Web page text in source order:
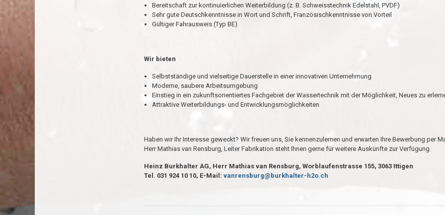
Bereitschaft zur kontinuierlichen Weiterbildung (z. B. Schweisstechnik Edelstahl, PVDF)
Sehr gute Deutschkenntnisse in Wort und Schrift, Französischkenntnisse von Vorteil
Gültiger Fahrausweis (Typ BE)
Wir bieten
Selbstständige und vielseitige Dauerstelle in einer innovativen Unternehmung
Moderne, saubere Arbeitsumgebung
Einstieg in ein zukunftsorientiertes Fachgebiet der Wassertechnik mit der Möglichkeit, Neues zu
Attraktive Weiterbildungs- und Entwicklungsmöglichkeiten
Haben wir Ihr Interesse geweckt? Wir freuen uns, Sie kennenzulernen und erwarten Ihre Bewerbung per
Herr Mathias van Rensburg, Leiter Fabrikation steht Ihnen gerne für weitere Auskünfte zur Verfügung.
Heinz Burkhalter AG, Herr Mathias van Rensburg, Worblaufenstrasse 155, 3063 Ittigen
Tel. 031 924 10 10, E-Mail: vanrensburg@burkhalter-h2o.ch